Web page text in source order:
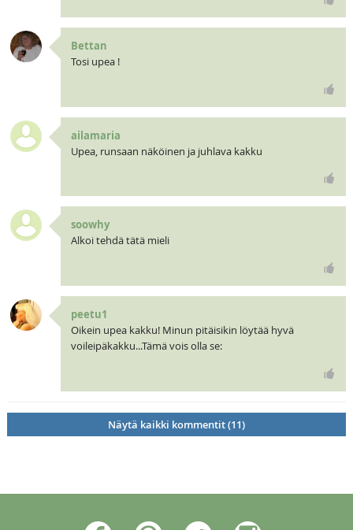
Bettan
Tosi upea !
ailamaria
Upea, runsaan näköinen ja juhlava kakku
soowhy
Alkoi tehdä tätä mieli
peetu1
Oikein upea kakku! Minun pitäisikin löytää hyvä
voileipäkakku...Tämä vois olla se:
Näytä kaikki kommentit (11)